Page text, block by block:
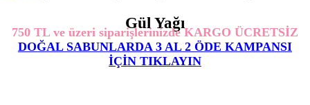
Gül Yağı
750 TL ve üzeri siparişlerinizde KARGO ÜCRETSİZ
DOĞAL SABUNLARDA 3 AL 2 ÖDE KAMPANSI
İÇİN TIKLAYIN